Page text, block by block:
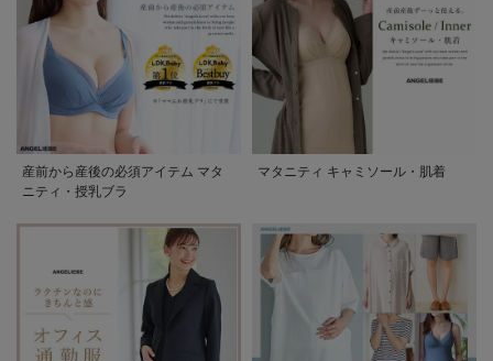
産前から産後の必須アイテム マタ
ニティ・授乳ブラ
マタニティ キャミソール・肌着